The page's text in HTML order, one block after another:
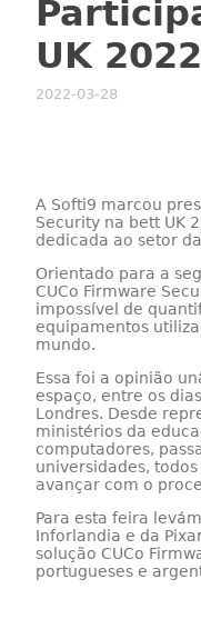
UK 2022
2022-03-28
A Softi9 marcou
Security na bett UK
dedicada ao setor
Orientado para a
CUCo Firmware
impossível de
equipamentos
mundo.
Essa foi a opinião
espaço, entre os
Londres. Desde
ministérios da
computadores,
universidades,
avançar com o
Para esta feira
Inforlandia e da
solução CUCo
portugueses e